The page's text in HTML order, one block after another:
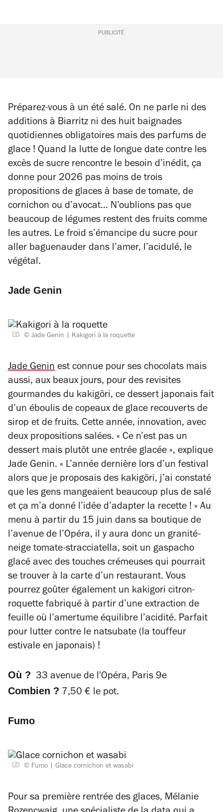
PUBLICITÉ
Préparez-vous à un été salé. On ne parle ni des
additions à Biarritz ni des huit baignades
quotidiennes obligatoires mais des parfums de
glace ! Quand la lutte de longue date contre les
excès de sucre rencontre le besoin d’inédit, ça
donne pour 2026 pas moins de trois
propositions de glaces à base de tomate, de
cornichon ou d’avocat… N’oublions pas que
beaucoup de légumes restent des fruits comme
les autres. Le froid s’émancipe du sucre pour
aller baguenauder dans l’amer, l’acidulé, le
végétal.
Jade Genin
© Jade Genin Kakigori à la roquette
Jade Genin est connue pour ses chocolats mais
aussi, aux beaux jours, pour des revisites
gourmandes du kakigōri, ce dessert japonais fait
d’un éboulis de copeaux de glace recouverts de
sirop et de fruits. Cette année, innovation, avec
deux propositions salées. « Ce n’est pas un
dessert mais plutôt une entrée glacée », explique
Jade Genin. « L’année dernière lors d’un festival
alors que je proposais des kakigōri, j’ai constaté
que les gens mangeaient beaucoup plus de salé
et ça m’a donné l’idée d’adapter la recette ! » Au
menu à partir du 15 juin dans sa boutique de
l’avenue de l’Opéra, il y aura donc un granité-
neige tomate-stracciatella, soit un gaspacho
glacé avec des touches crémeuses qui pourrait
se trouver à la carte d’un restaurant. Vous
pourrez goûter également un kakigori citron-
roquette fabriqué à partir d’une extraction de
feuille où l’amertume équilibre l’acidité. Parfait
pour lutter contre le natsubate (la touffeur
estivale en japonais) !
Où ? 33 avenue de l'Opéra, Paris 9e
Combien ? 7,50 € le pot.
Fumo
© Fumo Glace cornichon et wasabi
Pour sa première rentrée des glaces, Mélanie